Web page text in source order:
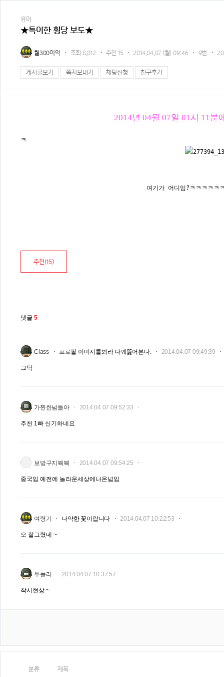
유머
★특이한 횡당 보도★
월300이익 조회 8,812 추천 15 2014.04.07 (월) 09:46 9범
게시글보기 쪽지보내기 채팅신청 친구추가
2014년 04월 07일 01시 11
ㅋ
여기가 어디임?ㅋㅋㅋㅋㅋㅋㅋㅋㅋ특이한
추천(15)
댓글 5
Class 프로필 이미지를봐라 다꿰뚫어본다. 2014.04.07 09:49:39
그닥
가짠한넘들아 2014.04.07 09:52:33
추천 1빠 신기하네요
보방구지붝붝 2014.04.07 09:54:25
중국임 예전에 놀라운세상에나온넘임
여령기 나약한 꽃이랍니다 2014.04.07 10:22:53
오 잘그렸네 ~
두폴러 2014.04.07 10:37:57
착시현상 ~
분류 제목